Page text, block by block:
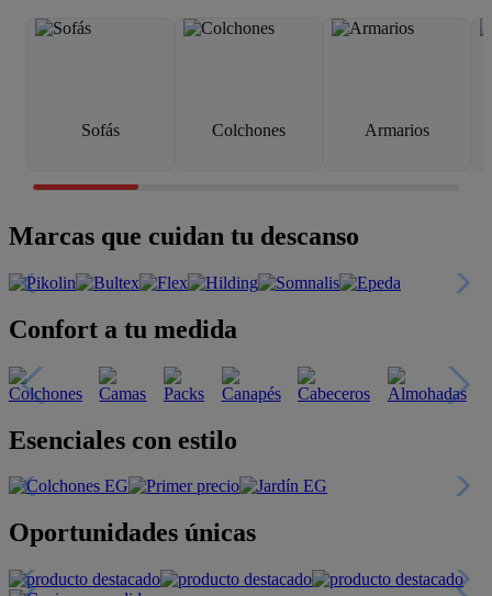
Sofás Colchones Armarios
Marcas que cuidan tu descanso
Confort a tu medida
Esenciales con estilo
Oportunidades únicas